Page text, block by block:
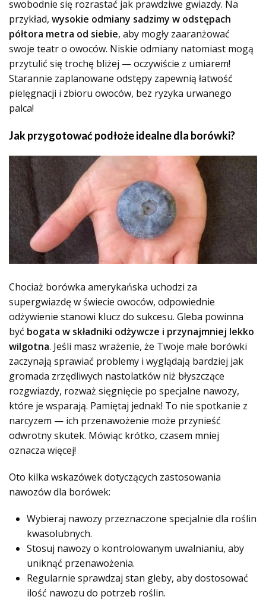
swobodnie się rozrastać jak prawdziwe gwiazdy. Na
przykład, wysokie odmiany sadzimy w odstępach
półtora metra od siebie, aby mogły zaaranżować
swoje teatr o owoców. Niskie odmiany natomiast mogą
przytulić się trochę bliżej — oczywiście z umiarem!
Starannie zaplanowane odstępy zapewnią łatwość
pielęgnacji i zbioru owoców, bez ryzyka urwanego
palca!
Jak przygotować podłoże idealne dla borówki?
Chociaż borówka amerykańska uchodzi za
supergwiazdę w świecie owoców, odpowiednie
odżywienie stanowi klucz do sukcesu. Gleba powinna
być bogata w składniki odżywcze i przynajmniej lekko
wilgotna. Jeśli masz wrażenie, że Twoje małe borówki
zaczynają sprawiać problemy i wyglądają bardziej jak
gromada zrzędliwych nastolatków niż błyszczące
rozgwiazdy, rozważ sięgnięcie po specjalne nawozy,
które je wsparają. Pamiętaj jednak! To nie spotkanie z
narcyzem — ich przenawożenie może przynieść
odwrotny skutek. Mówiąc krótko, czasem mniej
oznacza więcej!
Oto kilka wskazówek dotyczących zastosowania
nawozów dla borówek:
Wybieraj nawozy przeznaczone specjalnie dla roślin
kwasolubnych.
Stosuj nawozy o kontrolowanym uwalnianiu, aby
uniknąć przenawożenia.
Regularnie sprawdzaj stan gleby, aby dostosować
ilość nawozu do potrzeb roślin.